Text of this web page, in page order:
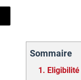
Sommaire
1. Eligibilité